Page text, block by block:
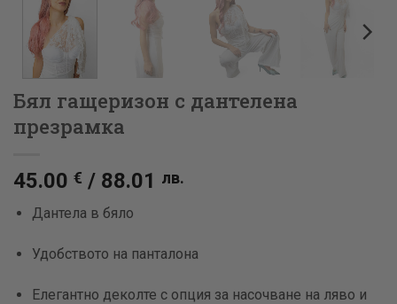
Бял гащеризон с дантелена
презрамка
45.00 € / 88.01 лв.
Дантела в бяло
Удобството на панталона
Елегантно деколте с опция за насочване на ляво и